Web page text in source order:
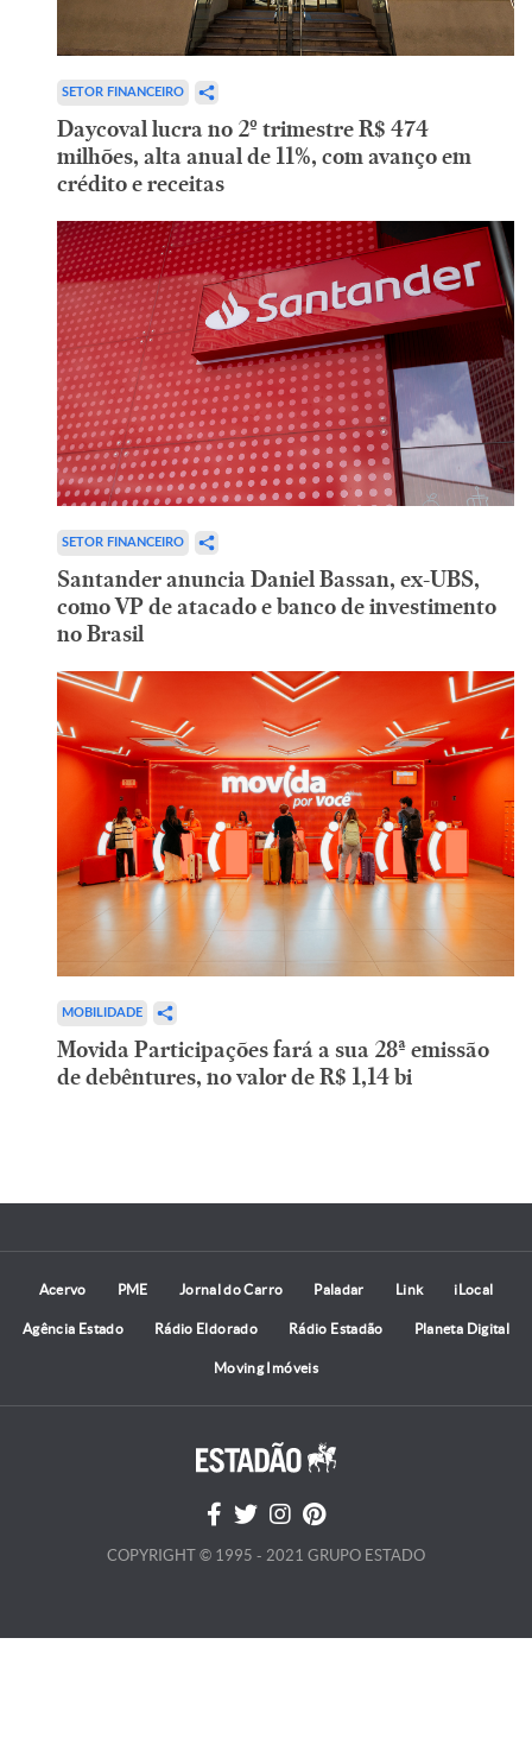
SETOR FINANCEIRO
Daycoval lucra no 2º trimestre R$ 474
milhões, alta anual de 11%, com avanço em
crédito e receitas
SETOR FINANCEIRO
Santander anuncia Daniel Bassan, ex-UBS,
como VP de atacado e banco de investimento
no Brasil
MOBILIDADE
Movida Participações fará a sua 28ª emissão
de debêntures, no valor de R$ 1,14 bi
Acervo PME Jornal do Carro Paladar Link iLocal
Agência Estado Rádio Eldorado Rádio Estadão Planeta Digital
Moving Imóveis
COPYRIGHT © 1995 - 2021 GRUPO ESTADO